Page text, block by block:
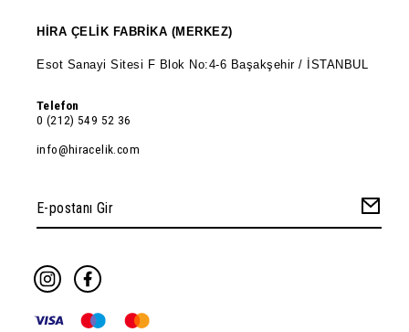
HİRA ÇELİK FABRİKA (MERKEZ)
Esot Sanayi Sitesi F Blok No:4-6 Başakşehir / İSTANBUL
Telefon
0 (212) 549 52 36
info@hiracelik.com